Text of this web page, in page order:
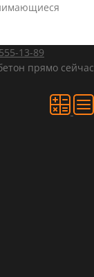
555-13-89
прямо сейчас